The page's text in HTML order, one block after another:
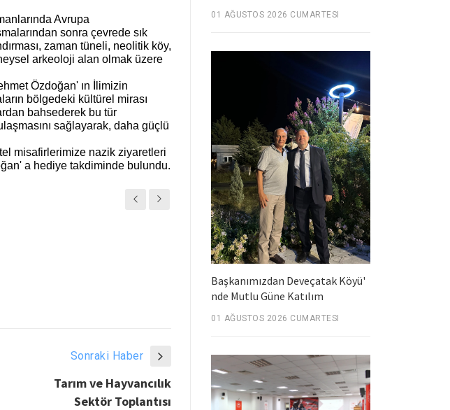
Avrupa
sonra çevrede sık
zaman tüneli, neolitik köy,
arkeoloji alan olmak üzere
Özdoğan' ın İlimizin
bölgedeki kültürel mirası
bahsederek bu tür
sağlayarak, daha güçlü
misafirlerimize nazik ziyaretleri
a hediye takdiminde bulundu.
Sonraki Haber
Tarım ve Hayvancılık
Sektör Toplantısı
01 AĞUSTOS 2026 CUMARTESI
Başkanımızdan Deveçatak Köyü'
nde Mutlu Güne Katılım
01 AĞUSTOS 2026 CUMARTESI